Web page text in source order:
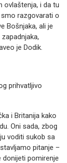
ovlaštenja, i da tu
razgovarati o
Bošnjaka, ali je
je Dodik.
prihvatljivo
i Britanija kako
Oni sada, zbog
voditi sukob sa
pitanje –
pomirenje